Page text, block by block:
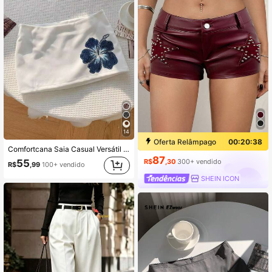
14
Comfortcana Saia Casual Versátil de Moda Mini com Estampa Floral, Verão
R$55,99 100+ vendido
Oferta Relâmpago 00:20:37
R$87 ,30 300+ vendido
SHEIN ICON